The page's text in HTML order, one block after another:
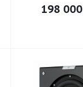
198 000